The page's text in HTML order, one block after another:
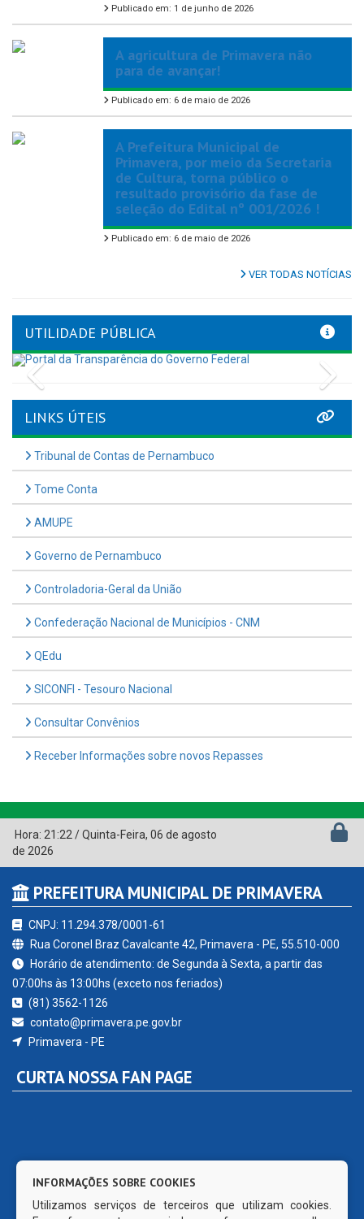
Publicado em: 1 de junho de 2026
A agricultura de Primavera não
para de avançar!
Publicado em: 6 de maio de 2026
A Prefeitura Municipal de
Primavera, por meio da Secretaria
de Cultura, torna público o
resultado provisório da fase de
seleção do Edital nº 001/2026 !
Publicado em: 6 de maio de 2026
VER TODAS NOTÍCIAS
UTILIDADE PÚBLICA
Previous
LINKS ÚTEIS
Tribunal de Contas de Pernambuco
Tome Conta
AMUPE
Governo de Pernambuco
Controladoria-Geral da União
Confederação Nacional de Municípios - CNM
QEdu
SICONFI - Tesouro Nacional
Consultar Convênios
Receber Informações sobre novos Repasses
Hora: 21:22 /Quinta-Feira, 06 de agosto
de 2026
PREFEITURA MUNICIPAL DE PRIMAVERA
CNPJ: 11.294.378/0001-61
Rua Coronel Braz Cavalcante 42, Primavera - PE, 55.510-000
Horário de atendimento: de Segunda à Sexta, a partir das
07:00hs às 13:00hs (exceto nos feriados)
(81) 3562-1126
contato@primavera.pe.gov.br
Primavera - PE
CURTA NOSSA FAN PAGE
INFORMAÇÕES SOBRE COOKIES
Utilizamos serviços de terceiros que utilizam cookies.